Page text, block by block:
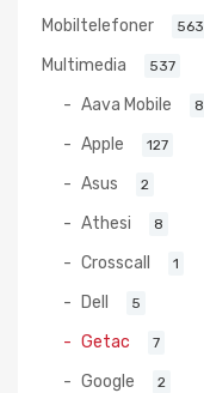
Mobiltelefoner 563
Multimedia 537
Aava Mobile 8
Apple 127
Asus 2
Athesi 8
Crosscall 1
Dell 5
Getac 7
Google 2